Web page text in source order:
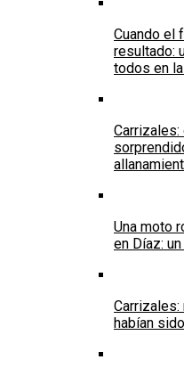
Cuando el
resultado:
todos en
Una moto
en Díaz:
habían